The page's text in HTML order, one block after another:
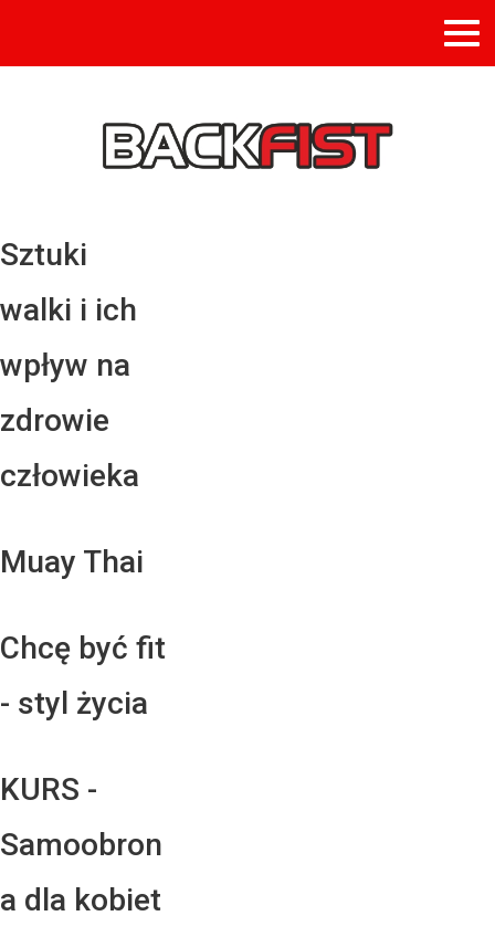
Sztuki
walki i ich
wpływ na
zdrowie
człowieka
Muay Thai
Chcę być fit
- styl życia
KURS -
Samoobron
a dla kobiet